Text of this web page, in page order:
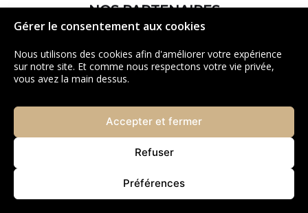
Gérer le consentement aux cookies
Nous utilisons des cookies afin d'améliorer votre expérience
sur notre site. Et comme nous respectons votre vie privée,
vous avez la main dessus.
Accepter et fermer
Refuser
Préférences
NOS PARTENAIRES